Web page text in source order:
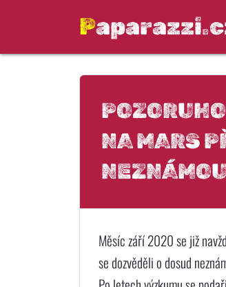
NA MARS
Měsíc září 2020 se již
se dozvěděli o dosud